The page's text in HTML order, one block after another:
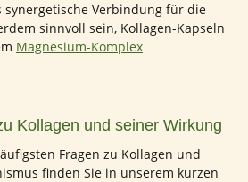
synergetische Verbindung für die
sinnvoll sein, Kollagen-Kapseln
Magnesium-Komplex
Kollagen und seiner Wirkung
Fragen zu Kollagen und
finden Sie in unserem kurzen